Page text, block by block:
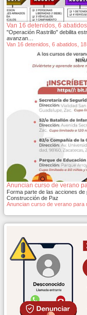
Van 16 detenidos, 6
"Operación Rastrillo" debilita
avanzan…
Van 16 detenidos, 6 abatidos,
Anuncian curso de verano
Forma parte de las acciones
Construcción de Paz
Anuncian curso de verano para